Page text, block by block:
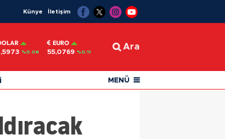
Künye İletişim
%0.06
EURO
55,0769 %0.11
Ara
MENÜ